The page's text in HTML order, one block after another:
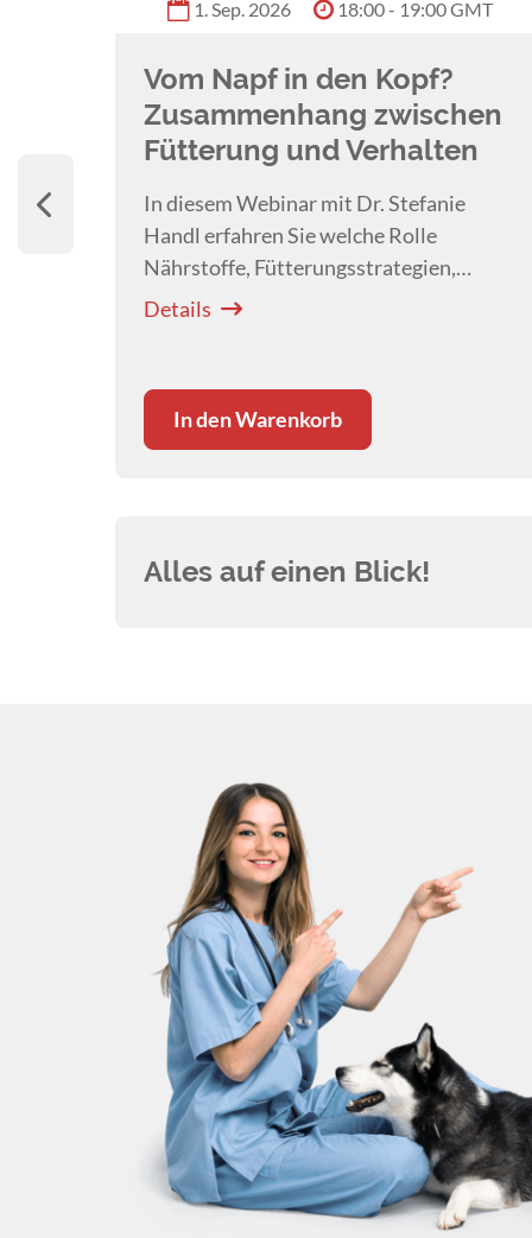
1. Sep. 2026 18:00 - 19:00 GMT
Vom Napf in den Kopf?
Zusammenhang zwischen
Fütterung und Verhalten
In diesem Webinar mit Dr. Stefanie
Handl erfahren Sie welche Rolle
Nährstoffe, Fütterungsstrategien,
Supplemente und die Darm-Hirn-Achse
Details
In den Warenkorb
Alles auf einen Blick!